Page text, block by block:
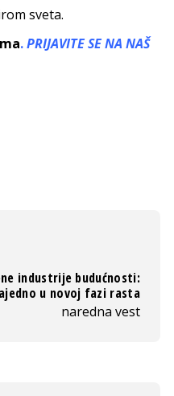
sveta.
.PRIJAVITE SE NA NAŠ
industrije budućnosti:
u novoj fazi rasta
naredna vest